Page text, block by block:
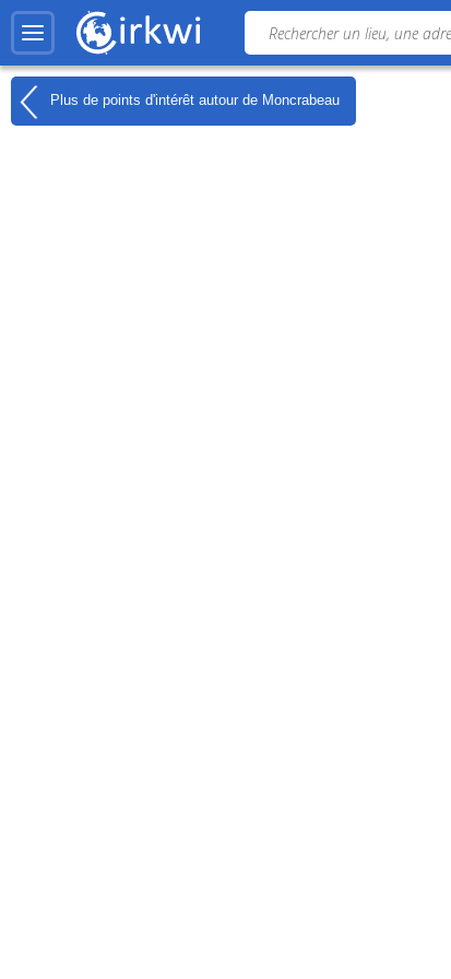
Plus de points d'intérêt autour de Moncrabeau